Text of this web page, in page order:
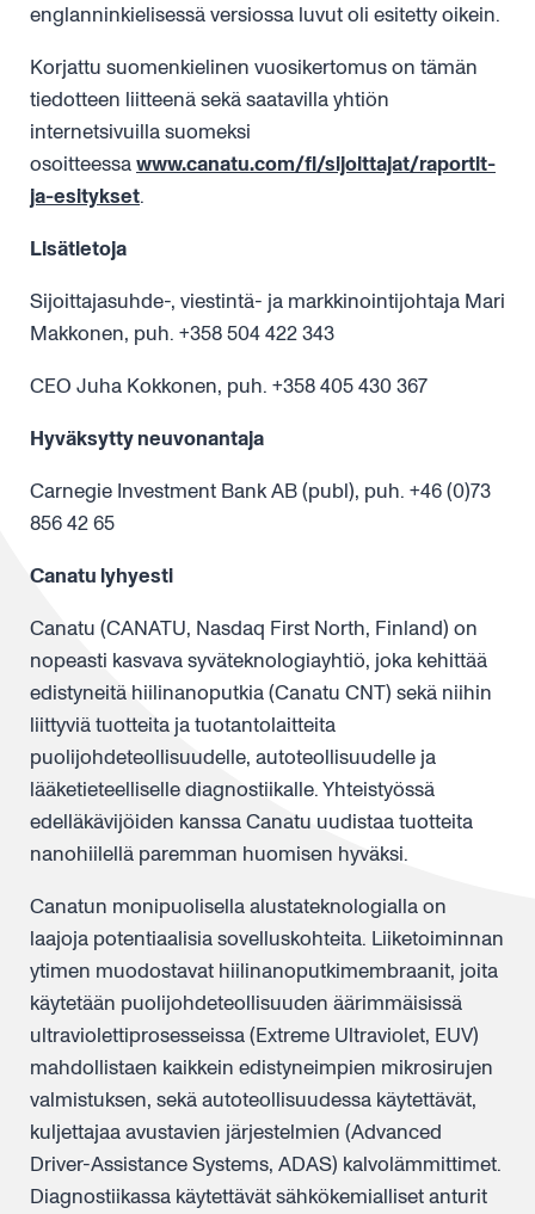
englanninkielisessä versiossa luvut oli esitetty oikein.
Korjattu suomenkielinen vuosikertomus on tämän
tiedotteen liitteenä sekä saatavilla yhtiön
internetsivuilla suomeksi
osoitteessawww.canatu.com/fi/sijoittajat/raportit-
ja-esitykset.
Lisätietoja
Sijoittajasuhde-, viestintä- ja markkinointijohtaja Mari
Makkonen, puh. +358 504 422 343
CEO Juha Kokkonen, puh. +358 405 430 367
Hyväksytty neuvonantaja
Carnegie Investment Bank AB (publ), puh. +46 (0)73
856 42 65
Canatu lyhyesti
Canatu (CANATU, Nasdaq First North, Finland) on
nopeasti kasvava syväteknologiayhtiö, joka kehittää
edistyneitä hiilinanoputkia (Canatu CNT) sekä niihin
liittyviä tuotteita ja tuotantolaitteita
puolijohdeteollisuudelle, autoteollisuudelle ja
lääketieteelliselle diagnostiikalle. Yhteistyössä
edelläkävijöiden kanssa Canatu uudistaa tuotteita
nanohiilellä paremman huomisen hyväksi.
Canatun monipuolisella alustateknologialla on
laajoja potentiaalisia sovelluskohteita. Liiketoiminnan
ytimen muodostavat hiilinanoputkimembraanit, joita
käytetään puolijohdeteollisuuden äärimmäisissä
ultraviolettiprosesseissa (Extreme Ultraviolet, EUV)
mahdollistaen kaikkein edistyneimpien mikrosirujen
valmistuksen, sekä autoteollisuudessa käytettävät,
kuljettajaa avustavien järjestelmien (Advanced
Driver-Assistance Systems, ADAS) kalvolämmittimet.
Diagnostiikassa käytettävät sähkökemialliset anturit